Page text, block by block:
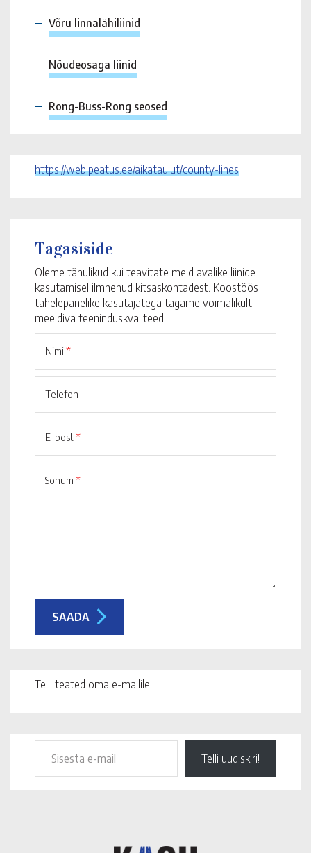
Võru linnalähiliinid
Nõudeosaga liinid
Rong-Buss-Rong seosed
https://web.peatus.ee/aikataulut/county-lines
Tagasiside
Oleme tänulikud kui teavitate meid avalike liinide
kasutamisel ilmnenud kitsaskohtadest. Koostöös
tähelepanelike kasutajatega tagame võimalikult
meeldiva teeninduskvaliteedi.
Nimi *
Telefon
E-post*
Sõnum *
Telli teated oma e-mailile.
Telli uudiskiri!